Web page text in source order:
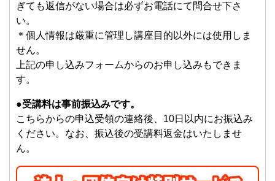
ぎても返信がない場合は必ずお電話にて問合せ下さ
い。
＊個人情報は厳重に管理し講座目的以外には使用しま
せん。
上記の申し込みフォームからのお申し込みもできま
す。
●受講料は事前振込みです。
こちらからの申込受領の連絡後、10日以内にお振込み
ください。なお、振込後の受講料返金はいたしませ
ん。